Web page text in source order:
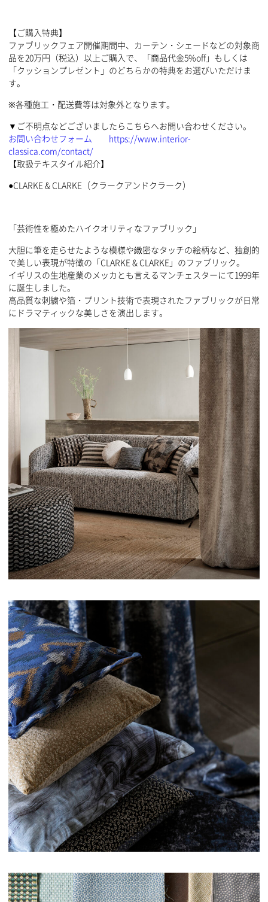
【ご購入特典】
ファブリックフェア開催期間中、カーテン・シェードなどの対象商
品を20万円（税込）以上ご購入で、「商品代金5%off」もしくは
「クッションプレゼント」のどちらかの特典をお選びいただけま
す。
※各種施工・配送費等は対象外となります。
▼ご不明点などございましたらこちらへお問い合わせください。
お問い合わせフォーム https://www.interior-
classica.com/contact/
【取扱テキスタイル紹介】
●CLARKE & CLARKE（クラークアンドクラーク）
「芸術性を極めたハイクオリティなファブリック」
大胆に筆を走らせたような模様や緻密なタッチの絵柄など、独創的
で美しい表現が特徴の「CLARKE & CLARKE」のファブリック。
イギリスの生地産業のメッカとも言えるマンチェスターにて1999年
に誕生しました。
高品質な刺繍や箔・プリント技術で表現されたファブリックが日常
にドラマティックな美しさを演出します。